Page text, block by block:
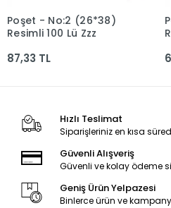
Sepete Ekle
Poşet - No:2 (26*38)
Resimli 100 Lü Zzz
87,33 TL
Hızlı Teslimat
Siparişleriniz en kısa
Güvenli Alışveriş
Güvenli ve kolay ödeme
Geniş Ürün Yelpazesi
Binlerce ürün ve